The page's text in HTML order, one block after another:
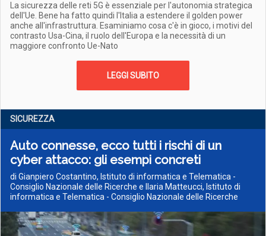
La sicurezza delle reti 5G è essenziale per l'autonomia strategica
dell'Ue. Bene ha fatto quindi l'Italia a estendere il golden power
anche all'infrastruttura. Esaminiamo cosa c'è in gioco, i motivi del
contrasto Usa-Cina, il ruolo dell'Europa e la necessità di un
maggiore confronto Ue-Nato
LEGGI SUBITO
SICUREZZA
Auto connesse, ecco tutti i rischi di un
cyber attacco: gli esempi concreti
di Gianpiero Costantino, Istituto di informatica e Telematica -
Consiglio Nazionale delle Ricerche e Ilaria Matteucci, Istituto di
informatica e Telematica - Consiglio Nazionale delle Ricerche